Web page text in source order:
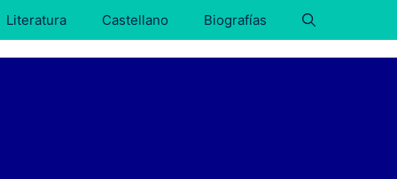
Literatura Castellano Biografías